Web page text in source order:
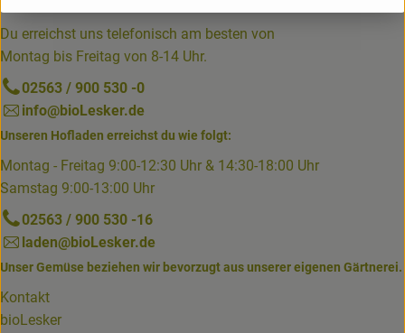
Du erreichst uns telefonisch am besten von
Montag bis Freitag von 8-14 Uhr.
02563 / 900 530 -0
info@bioLesker.de
Unseren Hofladen erreichst du wie folgt:
Montag - Freitag 9:00-12:30 Uhr & 14:30-18:00 Uhr
Samstag 9:00-13:00 Uhr
02563 / 900 530 -16
laden@bioLesker.de
Unser Gemüse beziehen wir bevorzugt aus unserer eigenen Gärtnerei.
Kontakt
bioLesker